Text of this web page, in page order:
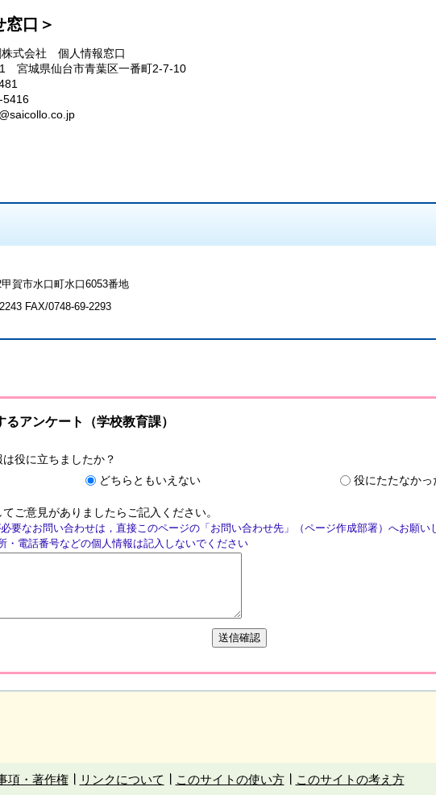
窓口＞
株式会社 個人情報窓口
宮城県仙台市青葉区一番町2-7-10
5416
賀市水口町水口6053番地
FAX/0748-69-2293
アンケート（学校教育課）
役に立ちましたか？
どちらともいえない 役にたたなかっ
ご意見がありましたらご記入ください。
必要なお問い合わせは，直接このページの「お問い合わせ先」（ページ作成部署）へお願い
・電話番号などの個人情報は記入しないでください
項・著作権 リンクについて このサイトの使い方 このサイトの考え方